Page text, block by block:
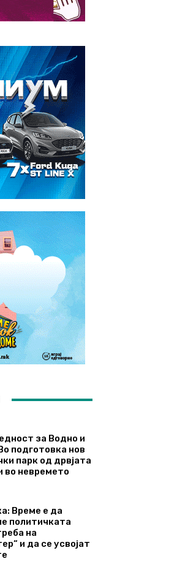
за Водно и
подготовка нов
парк од дрвјата
во невремето
Време е да
политичката
на
и да се усвојат